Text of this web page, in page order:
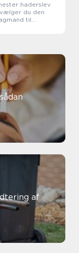
haderslev
du den
til
af